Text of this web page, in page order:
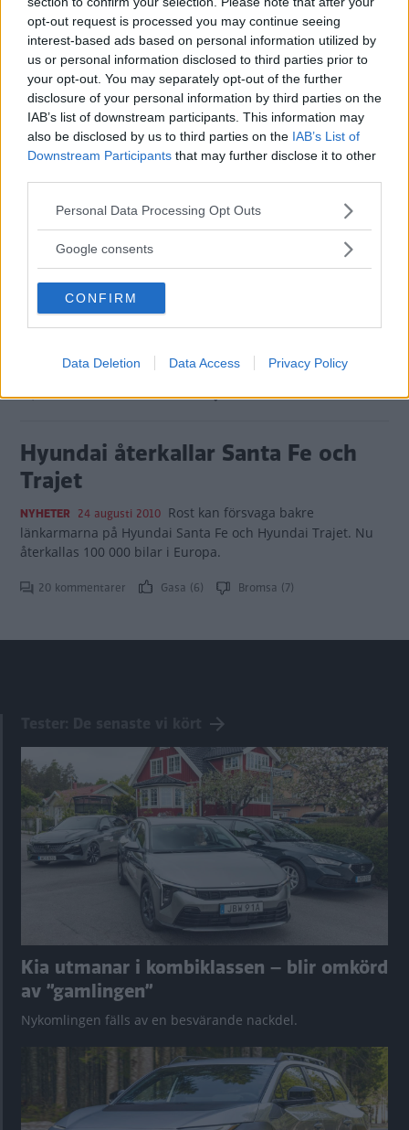
opt-out request is processed you may continue seeing
interest-based ads based on personal information utilized by
us or personal information disclosed to third parties prior to
your opt-out. You may separately opt-out of the further
disclosure of your personal information by third parties on the
IAB’s list of downstream participants. This information may
also be disclosed by us to third parties on the IAB’s List of
Downstream Participants that may further disclose it to other
Please note that this website/app uses one or more Google
not limited to your visit or usage behaviour. You may click to
use your data for below specified purposes in below Google
consent section.
Personal Data Processing Opt Outs
Google consents
CONFIRM
Data Deletion Data Access Privacy Policy
4 kommentarer Gasa (1) Bromsa (2)
Nya Hyundai Santa Fe
presenterad
NYHETER 5 april 2012 Nya Hyundai Santa Fe har nu
premiärvisats på bilsalongen i New York. Bilen blir lägre,
rymligare och snålare än föregångaren.
Nya Hyundai Santa Fe
avslöjad
NYHETER 12 mars 2012 Nu visas de första bilderna på nya
York i början av april.
4 kommentarer Gasa (3) Bromsa (3)
Hyundai återkallar Santa Fe och
Trajet
NYHETER 24 augusti 2010 Rost kan försvaga bakre
länkarmarna på Hyundai Santa Fe och Hyundai Trajet. Nu
återkallas 100 000 bilar i Europa.
20 kommentarer Gasa (6) Bromsa (7)
Kia utmanar i kombiklassen – blir omkörd
av ”gamlingen”
Nykomlingen fälls av en besvärande nackdel.